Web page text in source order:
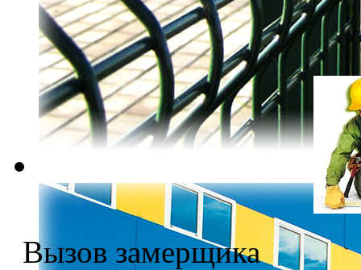
Вызов замерщика